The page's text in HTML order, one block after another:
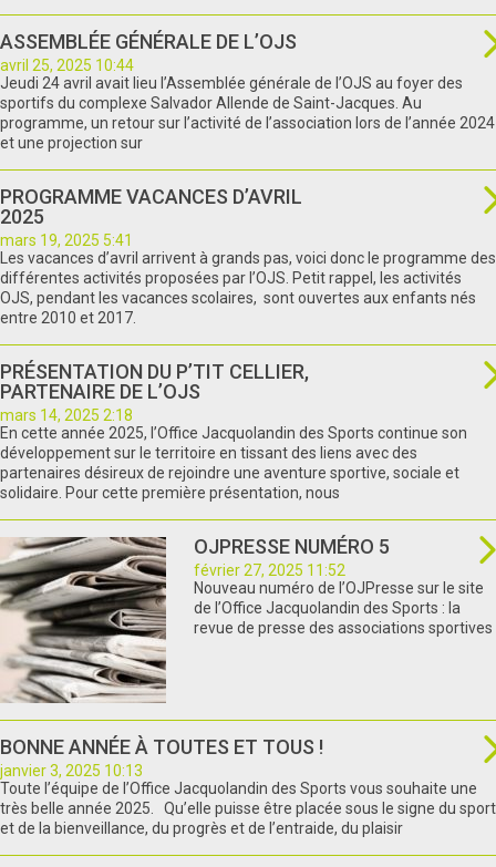
ASSEMBLÉE GÉNÉRALE DE L’OJS
avril 25, 2025 10:44
Jeudi 24 avril avait lieu l’Assemblée générale de l’OJS au foyer des
sportifs du complexe Salvador Allende de Saint-Jacques. Au
programme, un retour sur l’activité de l’association lors de l’année 2024
et une projection sur
PROGRAMME VACANCES D’AVRIL
2025
mars 19, 2025 5:41
Les vacances d’avril arrivent à grands pas, voici donc le programme des
différentes activités proposées par l’OJS. Petit rappel, les activités
OJS, pendant les vacances scolaires, sont ouvertes aux enfants nés
entre 2010 et 2017.
PRÉSENTATION DU P’TIT CELLIER,
PARTENAIRE DE L’OJS
mars 14, 2025 2:18
En cette année 2025, l’Office Jacquolandin des Sports continue son
développement sur le territoire en tissant des liens avec des
partenaires désireux de rejoindre une aventure sportive, sociale et
solidaire. Pour cette première présentation, nous
OJPRESSE NUMÉRO 5
février 27, 2025 11:52
Nouveau numéro de l’OJPresse sur le site
de l’Office Jacquolandin des Sports : la
revue de presse des associations sportives
BONNE ANNÉE À TOUTES ET TOUS !
janvier 3, 2025 10:13
Toute l’équipe de l’Office Jacquolandin des Sports vous souhaite une
très belle année 2025. Qu’elle puisse être placée sous le signe du sport
et de la bienveillance, du progrès et de l’entraide, du plaisir